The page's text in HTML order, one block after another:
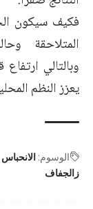
فكيف سيكون
المتلاحقة
وبالتالي
يعزز النظم
الوسوم:
زالجفاف